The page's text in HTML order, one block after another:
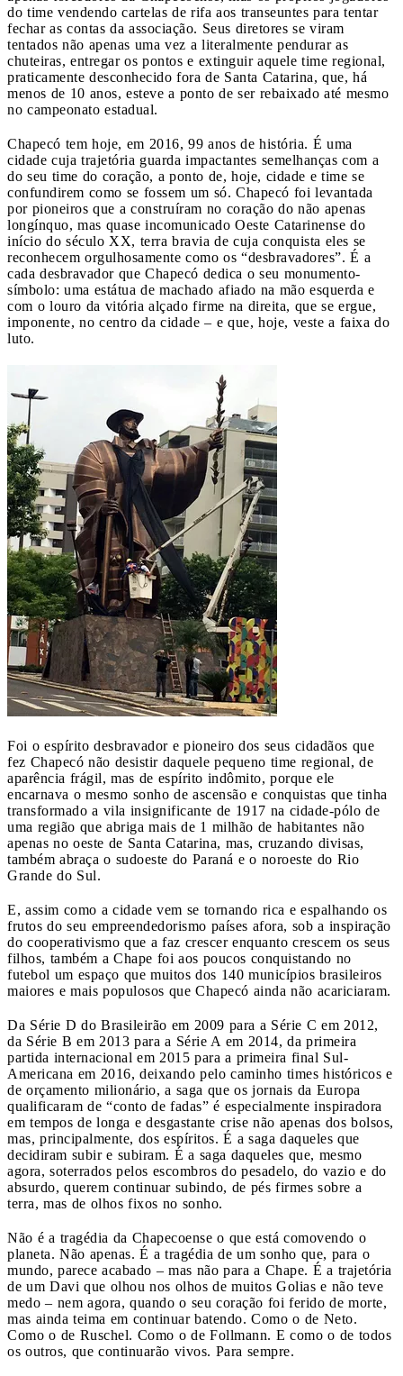
do time vendendo cartelas de rifa aos transeuntes para tentar
fechar as contas da associação. Seus diretores se viram
tentados não apenas uma vez a literalmente pendurar as
chuteiras, entregar os pontos e extinguir aquele time regional,
praticamente desconhecido fora de Santa Catarina, que, há
menos de 10 anos, esteve a ponto de ser rebaixado até mesmo
no campeonato estadual.
Chapecó tem hoje, em 2016, 99 anos de história. É uma
cidade cuja trajetória guarda impactantes semelhanças com a
do seu time do coração, a ponto de, hoje, cidade e time se
confundirem como se fossem um só. Chapecó foi levantada
por pioneiros que a construíram no coração do não apenas
longínquo, mas quase incomunicado Oeste Catarinense do
início do século XX, terra bravia de cuja conquista eles se
reconhecem orgulhosamente como os “desbravadores”. É a
cada desbravador que Chapecó dedica o seu monumento-
símbolo: uma estátua de machado afiado na mão esquerda e
com o louro da vitória alçado firme na direita, que se ergue,
imponente, no centro da cidade – e que, hoje, veste a faixa do
luto.
Foi o espírito desbravador e pioneiro dos seus cidadãos que
fez Chapecó não desistir daquele pequeno time regional, de
aparência frágil, mas de espírito indômito, porque ele
encarnava o mesmo sonho de ascensão e conquistas que tinha
transformado a vila insignificante de 1917 na cidade-pólo de
uma região que abriga mais de 1 milhão de habitantes não
apenas no oeste de Santa Catarina, mas, cruzando divisas,
também abraça o sudoeste do Paraná e o noroeste do Rio
Grande do Sul.
E, assim como a cidade vem se tornando rica e espalhando os
frutos do seu empreendedorismo países afora, sob a inspiração
do cooperativismo que a faz crescer enquanto crescem os seus
filhos, também a Chape foi aos poucos conquistando no
futebol um espaço que muitos dos 140 municípios brasileiros
maiores e mais populosos que Chapecó ainda não acariciaram.
Da Série D do Brasileirão em 2009 para a Série C em 2012,
da Série B em 2013 para a Série A em 2014, da primeira
partida internacional em 2015 para a primeira final Sul-
Americana em 2016, deixando pelo caminho times históricos e
de orçamento milionário, a saga que os jornais da Europa
qualificaram de “conto de fadas” é especialmente inspiradora
em tempos de longa e desgastante crise não apenas dos bolsos,
mas, principalmente, dos espíritos. É a saga daqueles que
decidiram subir e subiram. É a saga daqueles que, mesmo
agora, soterrados pelos escombros do pesadelo, do vazio e do
absurdo, querem continuar subindo, de pés firmes sobre a
terra, mas de olhos fixos no sonho.
Não é a tragédia da Chapecoense o que está comovendo o
planeta. Não apenas. É a tragédia de um sonho que, para o
mundo, parece acabado – mas não para a Chape. É a trajetória
de um Davi que olhou nos olhos de muitos Golias e não teve
medo – nem agora, quando o seu coração foi ferido de morte,
mas ainda teima em continuar batendo. Como o de Neto.
Como o de Ruschel. Como o de Follmann. E como o de todos
os outros, que continuarão vivos. Para sempre.